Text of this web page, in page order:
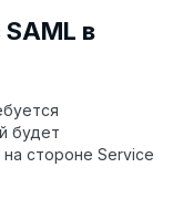
в
будет
стороне Service